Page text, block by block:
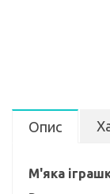
Опис
М'яка